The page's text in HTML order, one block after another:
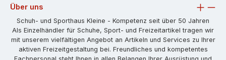
Über uns
Schuh- und Sporthaus Kleine - Kompetenz seit über 50 Jahren
Als Einzelhändler für Schuhe, Sport- und Freizeitartikel tragen wir
mit unserem vielfältigen Angebot an Artikeln und Services zu Ihrer
aktiven Freizeitgestaltung bei. Freundliches und kompetentes